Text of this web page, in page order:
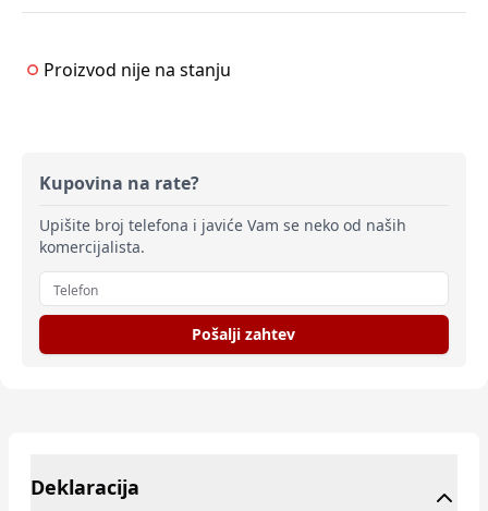
Proizvod nije na stanju
Kupovina na rate?
Upišite broj telefona i javiće Vam se neko od naših
komercijalista.
Pošalji zahtev
Deklaracija